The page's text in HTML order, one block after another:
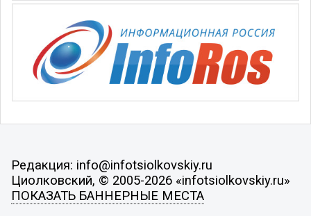
Редакция: info@infotsiolkovskiy.ru
Циолковский, © 2005-2026 «infotsiolkovskiy.ru»
ПОКАЗАТЬ БАННЕРНЫЕ МЕСТА